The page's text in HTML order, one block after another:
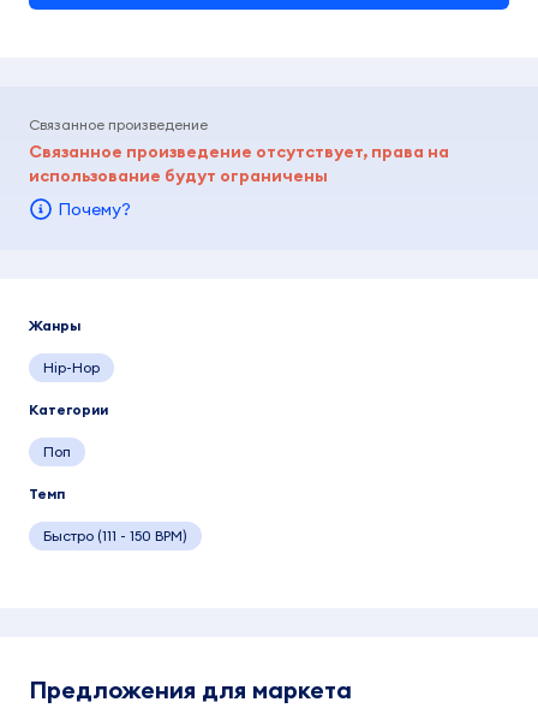
Связанное произведение
Связанное произведение отсутствует, права на
использование будут ограничены
Почему?
Жанры
Hip-Hop
Категории
Поп
Темп
Быстро (111 - 150 BPM)
Предложения для маркета